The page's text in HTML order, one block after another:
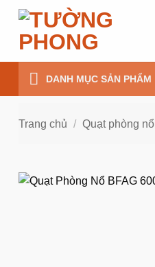
dung
DANH MỤC SẢN PHẨM
Trang chủ / Quạt phòng nổ